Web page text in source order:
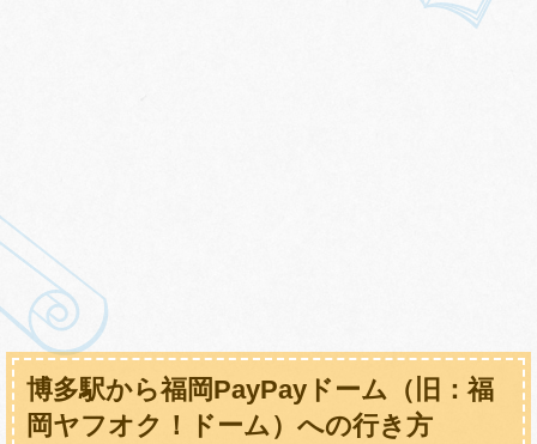
博多駅から福岡PayPayドーム（旧：福
岡ヤフオク！ドーム）への行き方